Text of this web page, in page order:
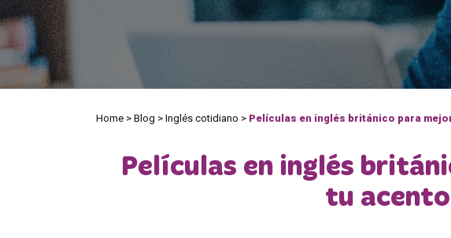
Home > Blog > Inglés cotidiano > Películas en inglés británico para
Películas en inglés
tu acento